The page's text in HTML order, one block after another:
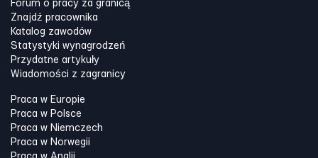
Forum o pracy za granicą
Znajdź pracownika
Katalog zawodów
Statystyki wynagrodzeń
Przydatne artykuły
Wiadomości z zagranicy
Praca w Europie
Praca w Polsce
Praca w Niemczech
Praca w Norwegii